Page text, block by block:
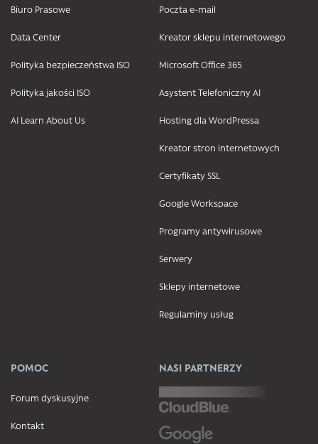
Biuro Prasowe
Data Center
Polityka bezpieczeństwa ISO
Polityka jakości ISO
AI Learn About Us
Poczta e-mail
Kreator sklepu internetowego
Microsoft Office 365
Asystent Telefoniczny AI
Hosting dla WordPressa
Kreator stron internetowych
Certyfikaty SSL
Google Workspace
Programy antywirusowe
Serwery
Sklepy internetowe
Regulaminy usług
POMOC
Forum dyskusyjne
Kontakt
NASI PARTNERZY